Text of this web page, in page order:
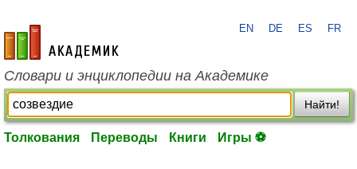
academic.ru
EN DE ES FR
Словари и энциклопедии на Академике
Найти!
Толкования Переводы Книги Игры ⚽